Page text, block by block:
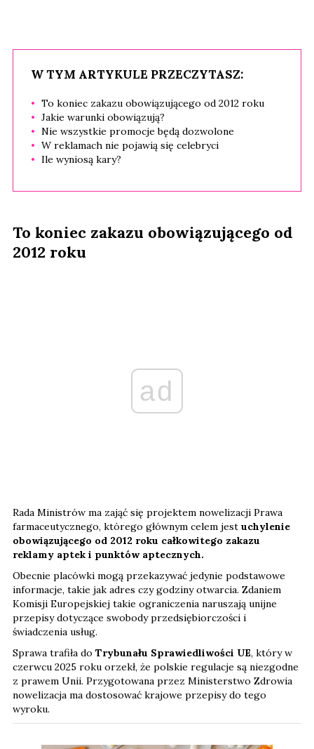
W TYM ARTYKULE PRZECZYTASZ:
To koniec zakazu obowiązującego od 2012 roku
Jakie warunki obowiązują?
Nie wszystkie promocje będą dozwolone
W reklamach nie pojawią się celebryci
Ile wyniosą kary?
To koniec zakazu obowiązującego od
2012 roku
ad
Rada Ministrów ma zająć się projektem nowelizacji Prawa
farmaceutycznego, którego głównym celem jest uchylenie
obowiązującego od 2012 roku całkowitego zakazu
reklamy aptek i punktów aptecznych.
Obecnie placówki mogą przekazywać jedynie podstawowe
informacje, takie jak adres czy godziny otwarcia. Zdaniem
Komisji Europejskiej takie ograniczenia naruszają unijne
przepisy dotyczące swobody przedsiębiorczości i
świadczenia usług.
Sprawa trafiła do Trybunału Sprawiedliwości UE, który w
czerwcu 2025 roku orzekł, że polskie regulacje są niezgodne
z prawem Unii. Przygotowana przez Ministerstwo Zdrowia
nowelizacja ma dostosować krajowe przepisy do tego
wyroku.